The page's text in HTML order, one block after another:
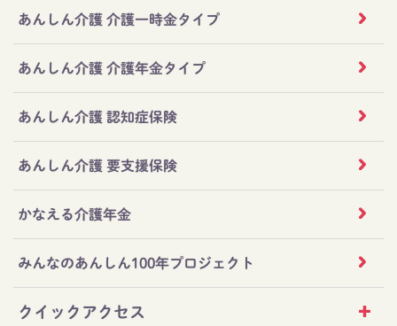
あんしん介護 介護一時金タイプ
あんしん介護 介護年金タイプ
あんしん介護 認知症保険
あんしん介護 要支援保険
かなえる介護年金
みんなのあんしん100年プロジェクト
クイックアクセス